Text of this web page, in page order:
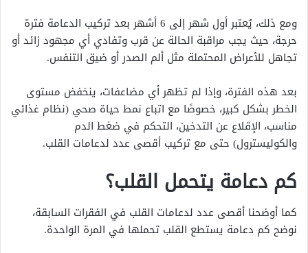
ومع ذلك، يُعتبر أول شهر إلى 6 أشهر بعد تركيب الدعامة فترة
حرجة، حيث يجب مراقبة الحالة عن قرب وتفادي أي مجهود زائد أو
تجاهل للأعراض المحتملة مثل ألم الصدر أو ضيق التنفس.
بعد هذه الفترة، وإذا لم تظهر أي مضاعفات، ينخفض مستوى
الخطر بشكل كبير، خصوصًا مع اتباع نمط حياة صحي (نظام غذائي
مناسب، الإقلاع عن التدخين، التحكم في ضغط الدم
والكوليسترول) حتى مع تركيب أقصى عدد لدعامات القلب.
كم دعامة يتحمل القلب؟
كما أوضحنا أقصى عدد لدعامات القلب في الفقرات السابقة،
نوضح كم دعامة يستطع القلب تحملها في المرة الواحدة.